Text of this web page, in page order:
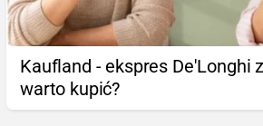
Kaufland - ekspres De'Longhi
warto kupić?